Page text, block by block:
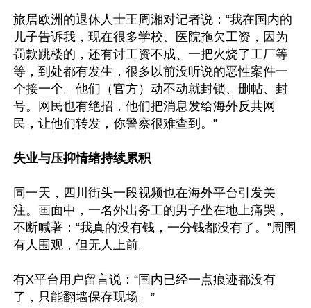
旅居欧洲的退休人士王周湘对记者说：“我在国内的
儿子告诉我，现在很多学校、医院拖欠工资，因为
罚款跳楼的，还有讨工资不成、一把火烧了工厂等
等，到处都有发生，很多以前没听说的恶性案件一
个接一个。他们（官方）动不动就封锁、删帖、封
号。网民也有绝招，他们把消息发给海外反共网
民，让他们转发，你警察很难查到。”
失业与压抑情绪持续累积
同一天，四川街头一段视频也在海外平台引发关
注。画面中，一名外出务工的男子坐在地上痛哭，
不断喊著：“我真的没有钱，一分钱都没有了。”周围
有人围观，但无人上前。
有X平台用户留言说：“国内已经一点痕迹都没有
了，只能翻墙保存现场。”